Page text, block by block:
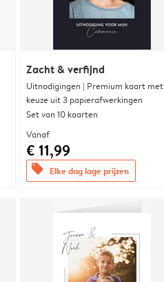
Zacht & verfijnd
Uitnodigingen | Premium kaart met
keuze uit 3 papierafwerkingen
Set van 10 kaarten
Vanaf
€ 11,99
offers Elke dag lage prijzen